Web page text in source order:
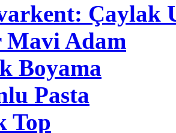
Çaylak
Mavi Adam
Boyama
Pasta
Top